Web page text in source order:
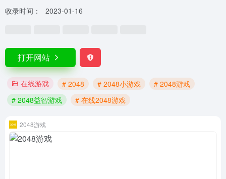
收录时间： 2023-01-16
打开网站
在线游戏 # 2048 # 2048小游戏
# 2048游戏
# 2048益智游戏
# 在线2048游戏
2048游戏